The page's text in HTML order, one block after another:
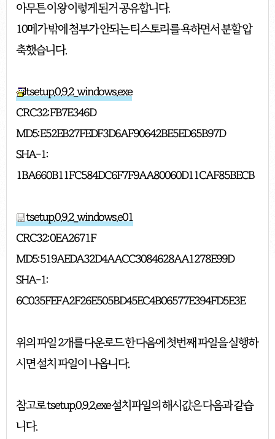
아무튼 이왕 이렇게 된거 공유합니다.
10메가 밖에 첨부가 안되는 티스토리를 욕하면서 분할 압
축했습니다.
tsetup.0.9.2_windows.exe
CRC32: FB7E346D
MD5: E52EB27FEDF3D6AF90642BE5ED65B97D
SHA-1:
1BA660B11FC584DC6F7F9AA80060D11CAF85BECB
tsetup.0.9.2_windows.e01
CRC32: 0EA2671F
MD5: 519AEDA32D4AACC3084628AA1278E99D
SHA-1:
6C035FEFA2F26E505BD45EC4B06577E394FD5E3E
위의 파일 2개를 다운로드 한 다음에 첫번째 파일을 실행하
시면 설치 파일이 나옵니다.
참고로 tsetup.0.9.2.exe 설치파일의 해시값은 다음과 같습
니다.